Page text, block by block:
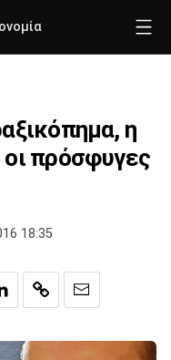
η
πρόσφυγες
18:35